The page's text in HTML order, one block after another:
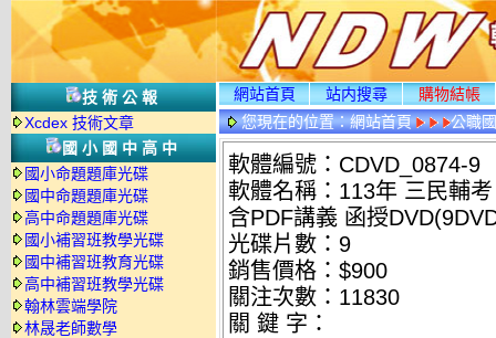
技術公報
Xcdex 技術文章
國小國中高中
國小命題題庫光碟
國中命題題庫光碟
高中命題題庫光碟
國小補習班教學光碟
國中補習班教育光碟
高中補習班教學光碟
翰林雲端學院
林晟老師數學
網站首頁 站内搜尋
購物結帳
您現在的位置：網站首頁
公職
情
軟體編號：CDVD_0874-9
軟體名稱：113年 三民輔
含PDF講義 函授
光碟片數：9
銷售價格：$900
關注次數： 11830
關 鍵 字：